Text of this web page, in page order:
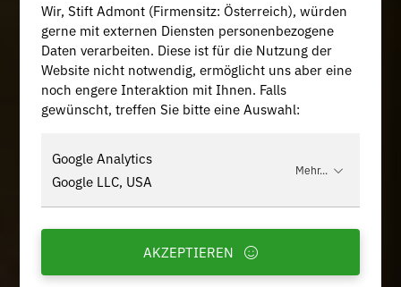
Wir, Stift Admont (Firmensitz: Österreich), würden
gerne mit externen Diensten personenbezogene
Daten verarbeiten. Diese ist für die Nutzung der
Website nicht notwendig, ermöglicht uns aber eine
noch engere Interaktion mit Ihnen. Falls
gewünscht, treffen Sie bitte eine Auswahl:
Google Analytics
Google LLC, USA
Mehr...
AKZEPTIEREN